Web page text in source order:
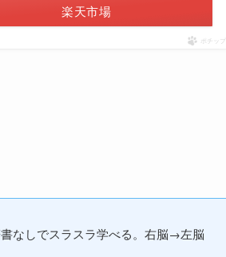
楽天市場
ポチップ
なしでスラスラ学べる。右脳→左脳